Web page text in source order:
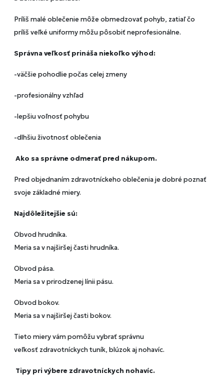
Príliš malé oblečenie môže obmedzovať pohyb, zatiaľ čo
príliš veľké uniformy môžu pôsobiť neprofesionálne.
Správna veľkosť prináša niekoľko výhod:
-väčšie pohodlie počas celej zmeny
-profesionálny vzhľad
-lepšiu voľnosť pohybu
-dlhšiu životnosť oblečenia
Ako sa správne odmerať pred nákupom.
Pred objednaním zdravotníckeho oblečenia je dobré poznať
svoje základné miery.
Najdôležitejšie sú:
Obvod hrudníka.
Meria sa v najširšej časti hrudníka.
Obvod pása.
Meria sa v prirodzenej línii pásu.
Obvod bokov.
Meria sa v najširšej časti bokov.
Tieto miery vám pomôžu vybrať správnu
veľkosť zdravotníckych tuník, blúzok aj nohavíc.
Tipy pri výbere zdravotníckych nohavíc.